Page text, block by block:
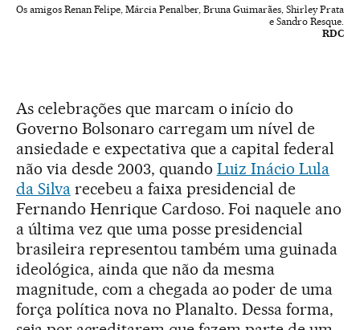
Os amigos Renan Felipe, Márcia Penalber, Bruna Guimarães, Shirley Prata
e Sandro Resque.
RDC
As celebrações que marcam o início do
Governo Bolsonaro carregam um nível de
ansiedade e expectativa que a capital federal
não via desde 2003, quando Luiz Inácio Lula
da Silvarecebeu a faixa presidencial de
Fernando Henrique Cardoso. Foi naquele ano
a última vez que uma posse presidencial
brasileira representou também uma guinada
ideológica, ainda que não da mesma
magnitude, com a chegada ao poder de uma
força política nova no Planalto. Dessa forma,